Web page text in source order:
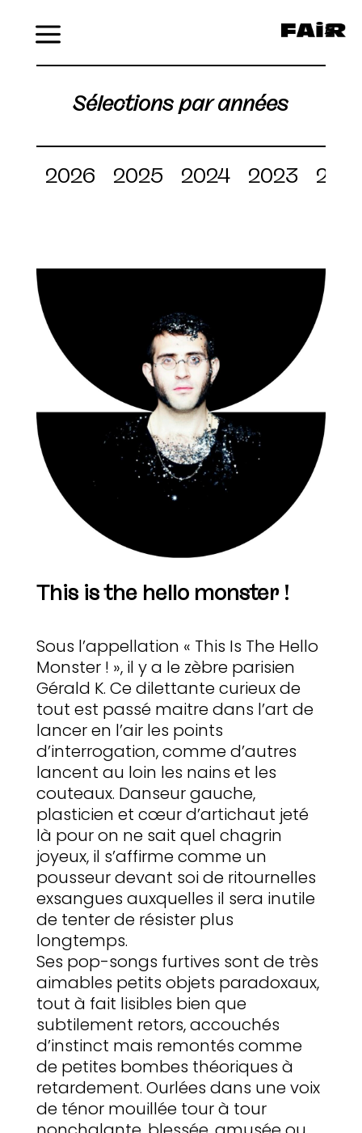
Sélections par années
2026 2025 2024 2023
This is the hello monster !
Sous l’appellation « This Is The Hello
Monster ! », il y a le zèbre parisien
Gérald K. Ce dilettante curieux de
tout est passé maitre dans l’art de
lancer en l’air les points
d’interrogation, comme d’autres
lancent au loin les nains et les
couteaux. Danseur gauche,
plasticien et cœur d’artichaut jeté
là pour on ne sait quel chagrin
joyeux, il s’affirme comme un
pousseur devant soi de ritournelles
exsangues auxquelles il sera inutile
de tenter de résister plus
longtemps.
Ses pop-songs furtives sont de très
aimables petits objets paradoxaux,
tout à fait lisibles bien que
subtilement retors, accouchés
d’instinct mais remontés comme
de petites bombes théoriques à
retardement. Ourlées dans une voix
de ténor mouillée tour à tour